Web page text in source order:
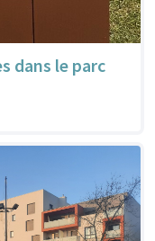
dans le parc